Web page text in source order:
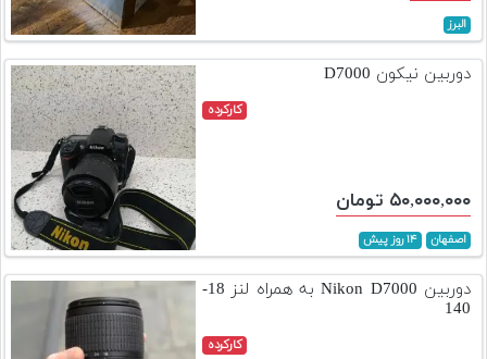
البرز
دوربین نیکون D7000
کارکرده
۵۰,۰۰۰,۰۰۰ تومان
اصفهان ۱۴ روز پیش
دوربین Nikon D7000 به همراه لنز 18-
140
کارکرده